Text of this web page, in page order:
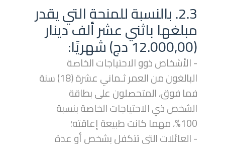
2.3. بالنسبة للمنحة التي يقدر
مبلغها باثني عشر ألف دينار
(12.000,00 دج) شهريًا:
- الأشخاص ذوو الاحتياجات الخاصة
البالغون من العمر ثـماني عشرة (18) سنة
فما فوق، المتحصلون على بطاقة
الشخص ذي الاحتياجات الخاصة بنسبة
100%، مهما كانت طبيعة إعاقته؛
- العائلات التي تتكفل بشخص أو عدة